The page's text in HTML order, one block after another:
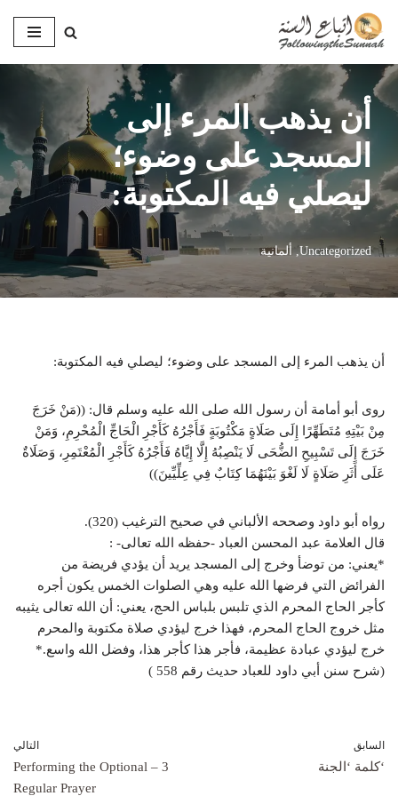
تخطى
إلى
المحتوى
أن يذهب المرء إلى
المسجد على وضوء؛
ليصلي فيه المكتوبة:
Uncategorized
, ألمانية
أن يذهب المرء إلى المسجد على وضوء؛ ليصلي فيه المكتوبة:
روى أبو أمامة أن رسول الله صلى الله عليه وسلم قال: ((مَنْ خَرَجَ
مِنْ بَيْتِهِ مُتَطَهِّرًا إِلَى صَلَاةٍ مَكْتُوبَةٍ فَأَجْرُهُ كَأَجْرِ الْحَاجِّ الْمُحْرِمِ، وَمَنْ
خَرَجَ إِلَى تَسْبِيحِ الضُّحَى لَا يَنْصِبُهُ إِلَّا إِيَّاهُ فَأَجْرُهُ كَأَجْرِ الْمُعْتَمِرِ، وَصَلَاةٌ
عَلَى أَثَرِ صَلَاةٍ لَا لَغْوَ بَيْنَهُمَا كِتَابٌ فِي عِلِّيِّينَ))
رواه أبو داود وصححه الألباني في صحيح الترغيب (320).
قال العلامة عبد المحسن العباد -حفظه الله تعالى- :
*يعني: من توضأ وخرج إلى المسجد يريد أن يؤدي فريضة من
الفرائض التي فرضها الله عليه وهي الصلوات الخمس يكون أجره
كأجر الحاج المحرم الذي تلبس بلباس الحج، يعني: أن الله تعالى يثيبه
مثل خروج الحاج المحرم، فهذا خرج ليؤدي صلاة مكتوبة والمحرم
خرج ليؤدي عبادة عظيمة، فأجر هذا كأجر هذا، وفضل الله واسع.*
(شرح سنن أبي داود للعباد حديث رقم 558 )
السابق
‘كلمة ‘الجنة
التالي
3 – Performing the Optional
Regular Prayer